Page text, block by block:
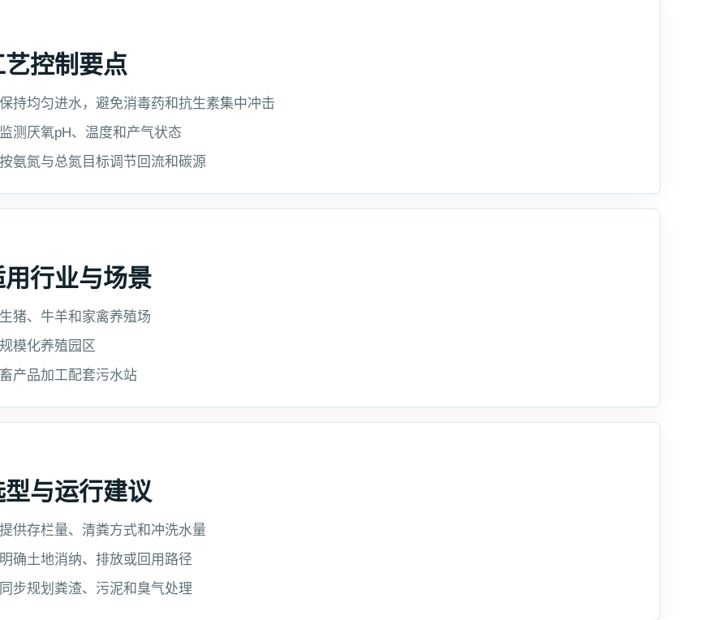
艺控制要点
保持均匀进水，避免消毒药和抗生素集中冲击
监测厌氧pH、温度和产气状态
按氨氮与总氮目标调节回流和碳源
用行业与场景
生猪、牛羊和家禽养殖场
规模化养殖园区
畜产品加工配套污水站
型与运行建议
提供存栏量、清粪方式和冲洗水量
明确土地消纳、排放或回用路径
同步规划粪渣、污泥和臭气处理